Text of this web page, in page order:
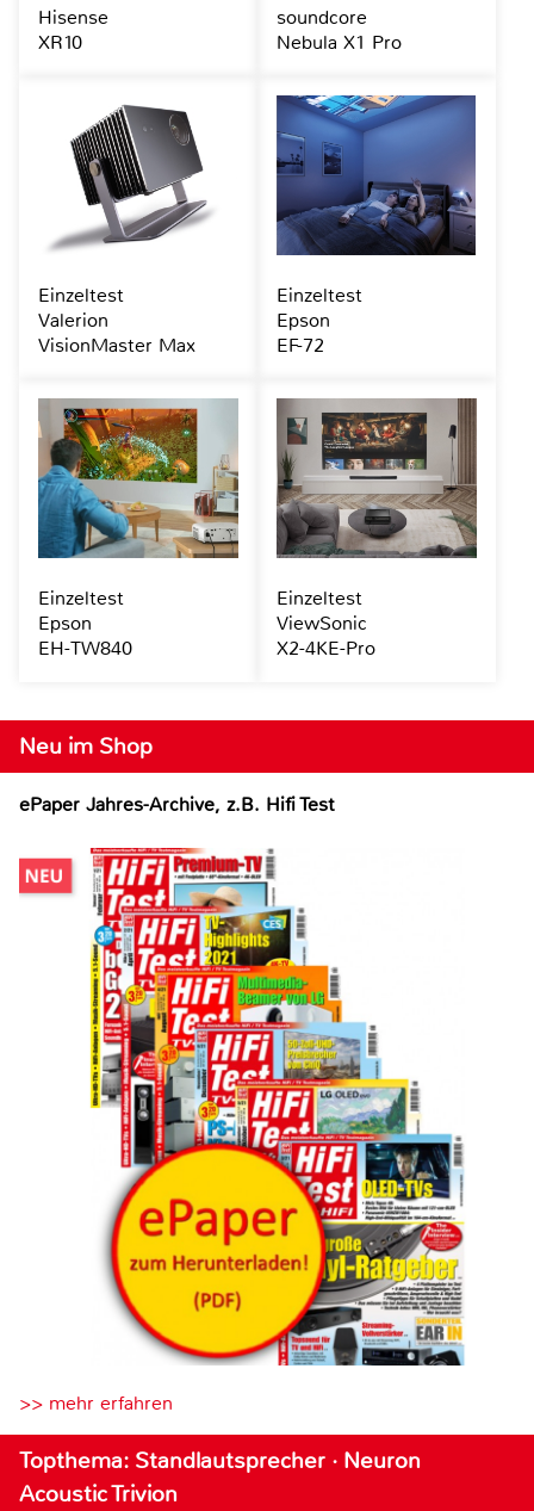
Neu im Shop
ePaper Jahres-Archive, z.B. Hifi Test
>> mehr erfahren
Topthema: Standlautsprecher · Neuron
Acoustic Trivion
Hisense
XR10
soundcore
Nebula X1 Pro
Einzeltest
Valerion
VisionMaster Max
Einzeltest
Epson
EF-72
Einzeltest
Epson
EH-TW840
Einzeltest
ViewSonic
X2-4KE-Pro